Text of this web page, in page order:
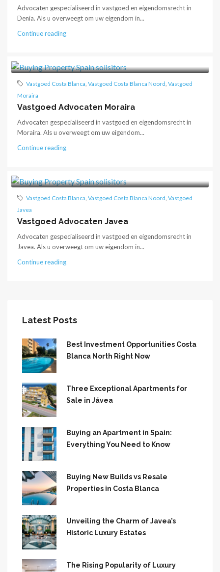
Advocaten gespecialiseerd in vastgoed en eigendomsrecht in
Denia. Als u overweegt om uw eigendom in...
Continue reading
Vastgoed Costa Blanca Vastgoed Costa Blanca Noord Vastgoed
Moraira
Vastgoed Advocaten Moraira
Advocaten gespecialiseerd in vastgoed en eigendomsrecht in
Moraira. Als u overweegt om uw eigendom...
Continue reading
Vastgoed Costa Blanca Vastgoed Costa Blanca Noord Vastgoed
Javea
Vastgoed Advocaten Javea
Advocaten gespecialiseerd in vastgoed en eigendomsrecht in
Javea. Als u overweegt om uw eigendom in...
Continue reading
Latest Posts
Best Investment Opportunities Costa
Blanca North Right Now
Three Exceptional Apartments for
Sale in Jávea
Buying an Apartment in Spain:
Everything You Need to Know
Buying New Builds vs Resale
Properties in Costa Blanca
Unveiling the Charm of Javea’s
Historic Luxury Estates
The Rising Popularity of Luxury